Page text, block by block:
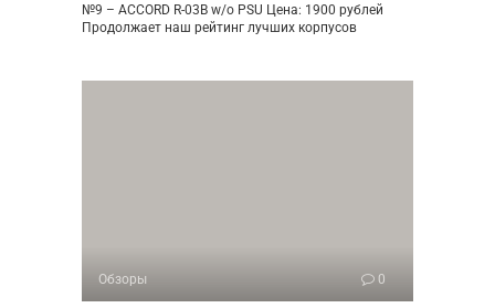
№9 – ACCORD R-03B w/o PSU Цена: 1900 рублей
Продолжает наш рейтинг лучших корпусов
Обзоры 0